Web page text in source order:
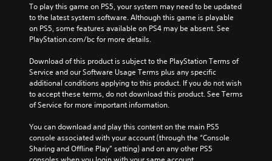
To play this game on PS5, your system may need to be updated
to the latest system software. Although this game is playable
on PS5, some features available on PS4 may be absent. See
PlayStation.com/bc for more details.
Download of this product is subject to the PlayStation Terms of
Service and our Software Usage Terms plus any specific
additional conditions applying to this product. If you do not wish
to accept these terms, do not download this product. See Terms
of Service for more important information.
You can download and play this content on the main PS5
console associated with your account (through the “Console
Sharing and Offline Play” setting) and on any other PS5